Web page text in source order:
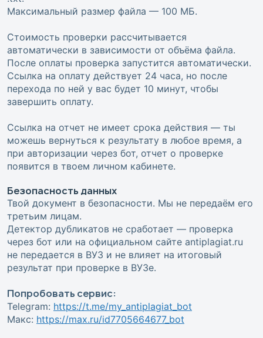
Максимальный размер файла — 100 МБ.
Стоимость проверки рассчитывается
автоматически в зависимости от объёма файла.
После оплаты проверка запустится автоматически.
Ссылка на оплату действует 24 часа, но после
перехода по ней у вас будет 10 минут, чтобы
завершить оплату.
Ссылка на отчет не имеет срока действия — ты
можешь вернуться к результату в любое время, а
при авторизации через бот, отчет о проверке
появится в твоем личном кабинете.
Безопасность данных
Твой документ в безопасности. Мы не передаём его
третьим лицам.
Детектор дубликатов не сработает — проверка
через бот или на официальном сайте antiplagiat.ru
не передается в ВУЗ и не влияет на итоговый
результат при проверке в ВУЗе.
Попробовать сервис:
Telegram: https://t.me/my_antiplagiat_bot
Макс: https://max.ru/id7705664677_bot